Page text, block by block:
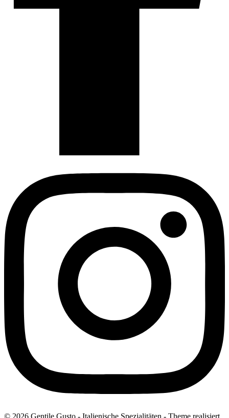
© 2026 Gentile Gusto - Italienische Spezialitäten - Theme realisiert